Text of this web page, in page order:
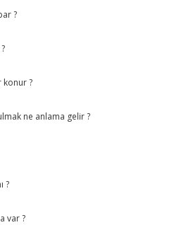
?
konur ?
ne anlama gelir ?
?
var ?